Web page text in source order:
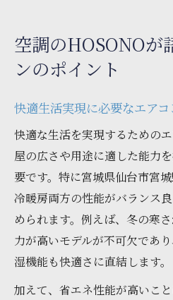
空調のHOSONOが
ンのポイント
快適生活実現に必要なエア
快適な生活を実現するための
屋の広さや用途に適した能力
要です。特に宮城県仙台市宮
冷暖房両方の性能がバランス
められます。例えば、冬の寒
力が高いモデルが不可欠であ
湿機能も快適さに直結します。
加えて、省エネ性能が高いこ